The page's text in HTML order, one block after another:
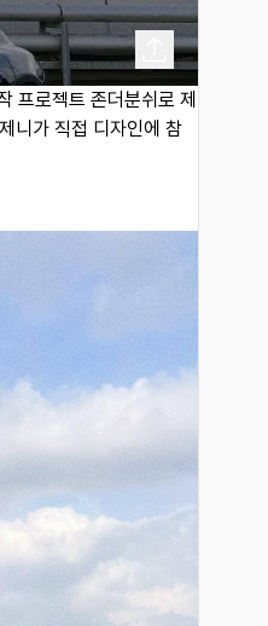
프로젝트 존더분쉬로 제
니가 직접 디자인에 참